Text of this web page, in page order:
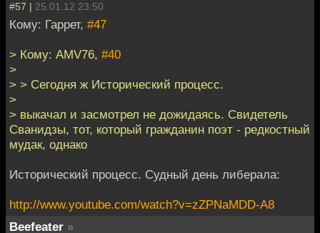
#57 | 25.01.12 23:50
Кому: Гаррет, #47
> Кому: AMV76, #40
>
> > Сегодня ж Исторический процесс.
>
> выкачал и засмотрел не дожидаясь. Свидетель
Сванидзы, тот, который гражданин поэт - редкостный
мудак, однако
Исторический процесс. Судный день либерала:
http://www.youtube.com/watch?v=zZPNaMDD-A8
Beefeater »